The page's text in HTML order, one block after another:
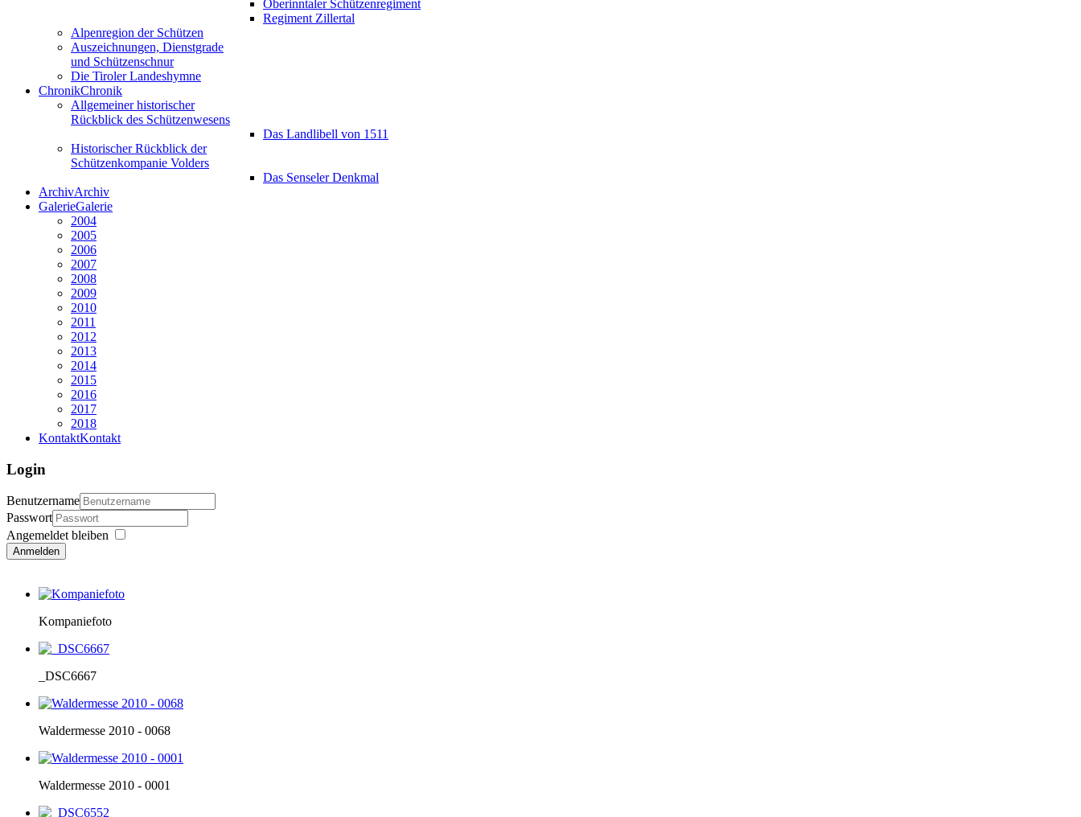
Oberinntaler Schützenregiment
Regiment Zillertal
Alpenregion der Schützen
Auszeichnungen, Dienstgrade
und Schützenschnur
Die Tiroler Landeshymne
ChronikChronik
Allgemeiner historischer
Rückblick des Schützenwesens
Das Landlibell von 1511
Historischer Rückblick der
Schützenkompanie Volders
Das Senseler Denkmal
ArchivArchiv
GalerieGalerie
2004
2005
2006
2007
2008
2009
2010
2011
2012
2013
2014
2015
2016
2017
2018
KontaktKontakt
Login
Benutzername
Passwort
Angemeldet bleiben
Anmelden
Kompaniefoto
_DSC6667
Waldermesse 2010 - 0068
Waldermesse 2010 - 0001